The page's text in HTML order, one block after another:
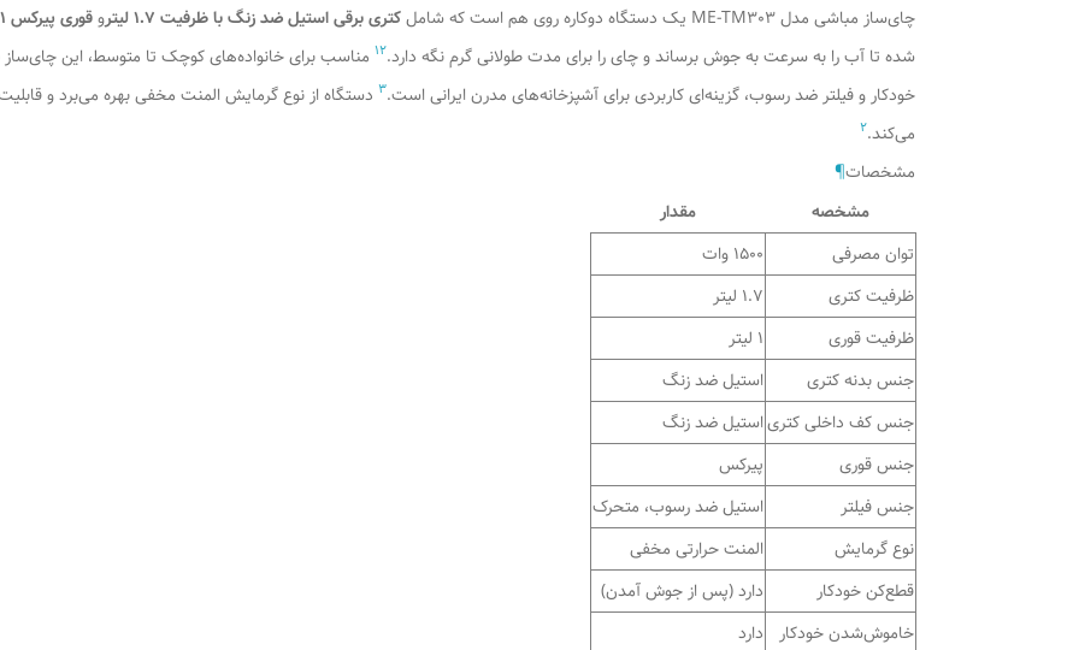
چای‌ساز مباشی مدل ME-TM303 یک دستگاه دوکاره روی هم است که شامل
کتری برقی استیل ضد زنگ با ظرفیت ۱.۷ لیتر وقوری پیرکس ۱ لیتری
شده تا آب را به سرعت به جوش برساند و چای را برای مدت طولانی گرم نگه دارد. 12 مناسب برای خانواده‌های کوچک تا متوسط، این چای‌ساز
خودکار و فیلتر ضد رسوب، گزینه‌ای کاربردی برای آشپزخانه‌های مدرن ایرانی است.3
می‌کند.2
مشخصات¶
مشخصه
مقدار
توان مصرفی
۱۵۰۰ وات
ظرفیت کتری
۱.۷ لیتر
ظرفیت قوری
۱ لیتر
جنس بدنه کتری
استیل ضد زنگ
جنس کف داخلی کتریاستیل ضد زنگ
جنس قوری
پیرکس
جنس فیلتر
استیل ضد رسوب، متحرک
نوع گرمایش
المنت حرارتی مخفی
قطع‌کن خودکار
دارد (پس از جوش آمدن)
خاموش‌شدن خودکار
دارد